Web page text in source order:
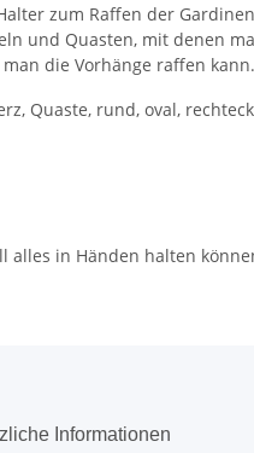
zum Raffen der
und Quasten, mit denen
die Vorhänge raffen kann.
Quaste, rund, oval,
alles in Händen halten
Informationen